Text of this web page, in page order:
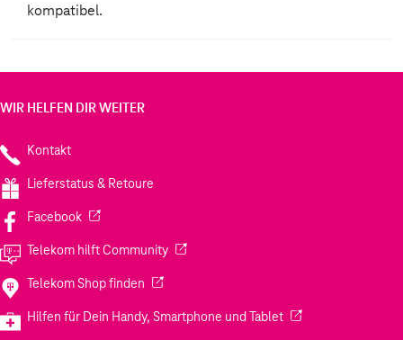
kompatibel.
WIR HELFEN DIR WEITER
Kontakt
Lieferstatus & Retoure
Facebook(Wird in einem neuen Tab geöffnet)
Telekom hilft Community(Wird in einem neuen Tab geöffnet)
Telekom Shop finden (Wird in einem neuen Tab geöffnet)
Hilfen für Dein Handy, Smartphone und Tablet(Wird in einem